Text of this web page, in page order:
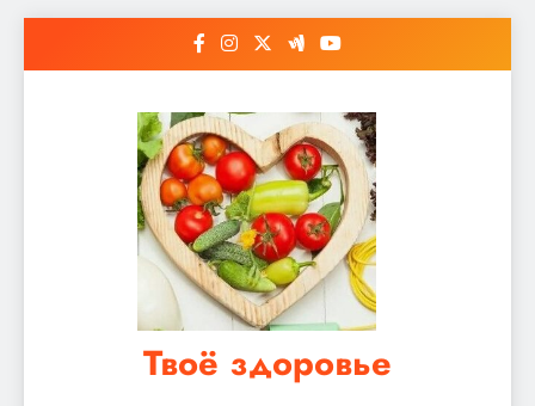
Твоё здоровье